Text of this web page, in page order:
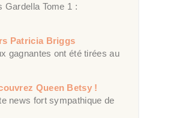
Gardella Tome 1 :
Patricia Briggs
gagnantes ont été tirées au
Queen Betsy !
news fort sympathique de